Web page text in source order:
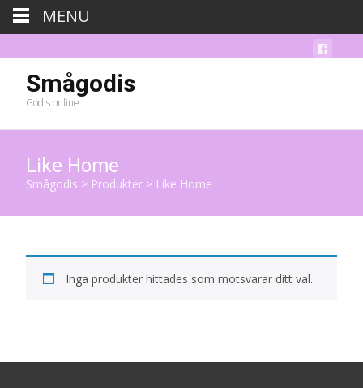
Smågodis
Godis online
Like Home
Smågodis > Produkter > Like Home
Inga produkter hittades som motsvarar ditt val.
MENU